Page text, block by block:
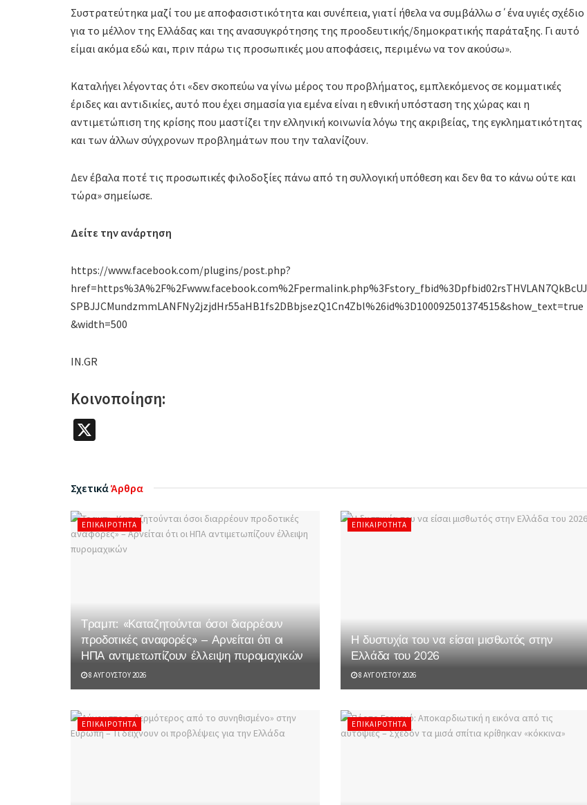
Συστρατεύτηκα μαζί του με αποφασιστικότητα και συνέπεια, γιατί ήθελα να συμβάλλω σ΄ένα υγιές σχέδιο
για το μέλλον της Ελλάδας και της ανασυγκρότησης της προοδευτικής/δημοκρατικής παράταξης. Γι αυτό
είμαι ακόμα εδώ και, πριν πάρω τις προσωπικές μου αποφάσεις, περιμένω να τον ακούσω».
Καταλήγει λέγοντας ότι «δεν σκοπεύω να γίνω μέρος του προβλήματος, εμπλεκόμενος σε κομματικές
έριδες και αντιδικίες, αυτό που έχει σημασία για εμένα είναι η εθνική υπόσταση της χώρας και η
αντιμετώπιση της κρίσης που μαστίζει την ελληνική κοινωνία λόγω της ακριβείας, της εγκληματικότητας
και των άλλων σύγχρονων προβλημάτων που την ταλανίζουν.
Δεν έβαλα ποτέ τις προσωπικές φιλοδοξίες πάνω από τη συλλογική υπόθεση και δεν θα το κάνω ούτε και
τώρα» σημείωσε.
Δείτε την ανάρτηση
https://www.facebook.com/plugins/post.php?
href=https%3A%2F%2Fwww.facebook.com%2Fpermalink.php%3Fstory_fbid%3Dpfbid02rsTHVLAN7QkBcUJ
SPBJJCMundzmmLANFNy2jzjdHr55aHB1fs2DBbjsezQ1Cn4Zbl%26id%3D100092501374515&show_text=true
&width=500
IN.GR
Κοινοποίηση:
ΣχετικάΆρθρα
ΕΠΙΚΑΙΡΌΤΗΤΑ
Τραμπ: «Καταζητούνται όσοι διαρρέουν
προδοτικές αναφορές» – Αρνείται ότι οι
ΗΠΑ αντιμετωπίζουν έλλειψη πυρομαχικών
8 ΑΥΓΟΎΣΤΟΥ 2026
ΕΠΙΚΑΙΡΌΤΗΤΑ
Η δυστυχία του να είσαι μισθωτός στην
Ελλάδα του 2026
8 ΑΥΓΟΎΣΤΟΥ 2026
ΕΠΙΚΑΙΡΌΤΗΤΑ ΕΠΙΚΑΙΡΌΤΗΤΑ